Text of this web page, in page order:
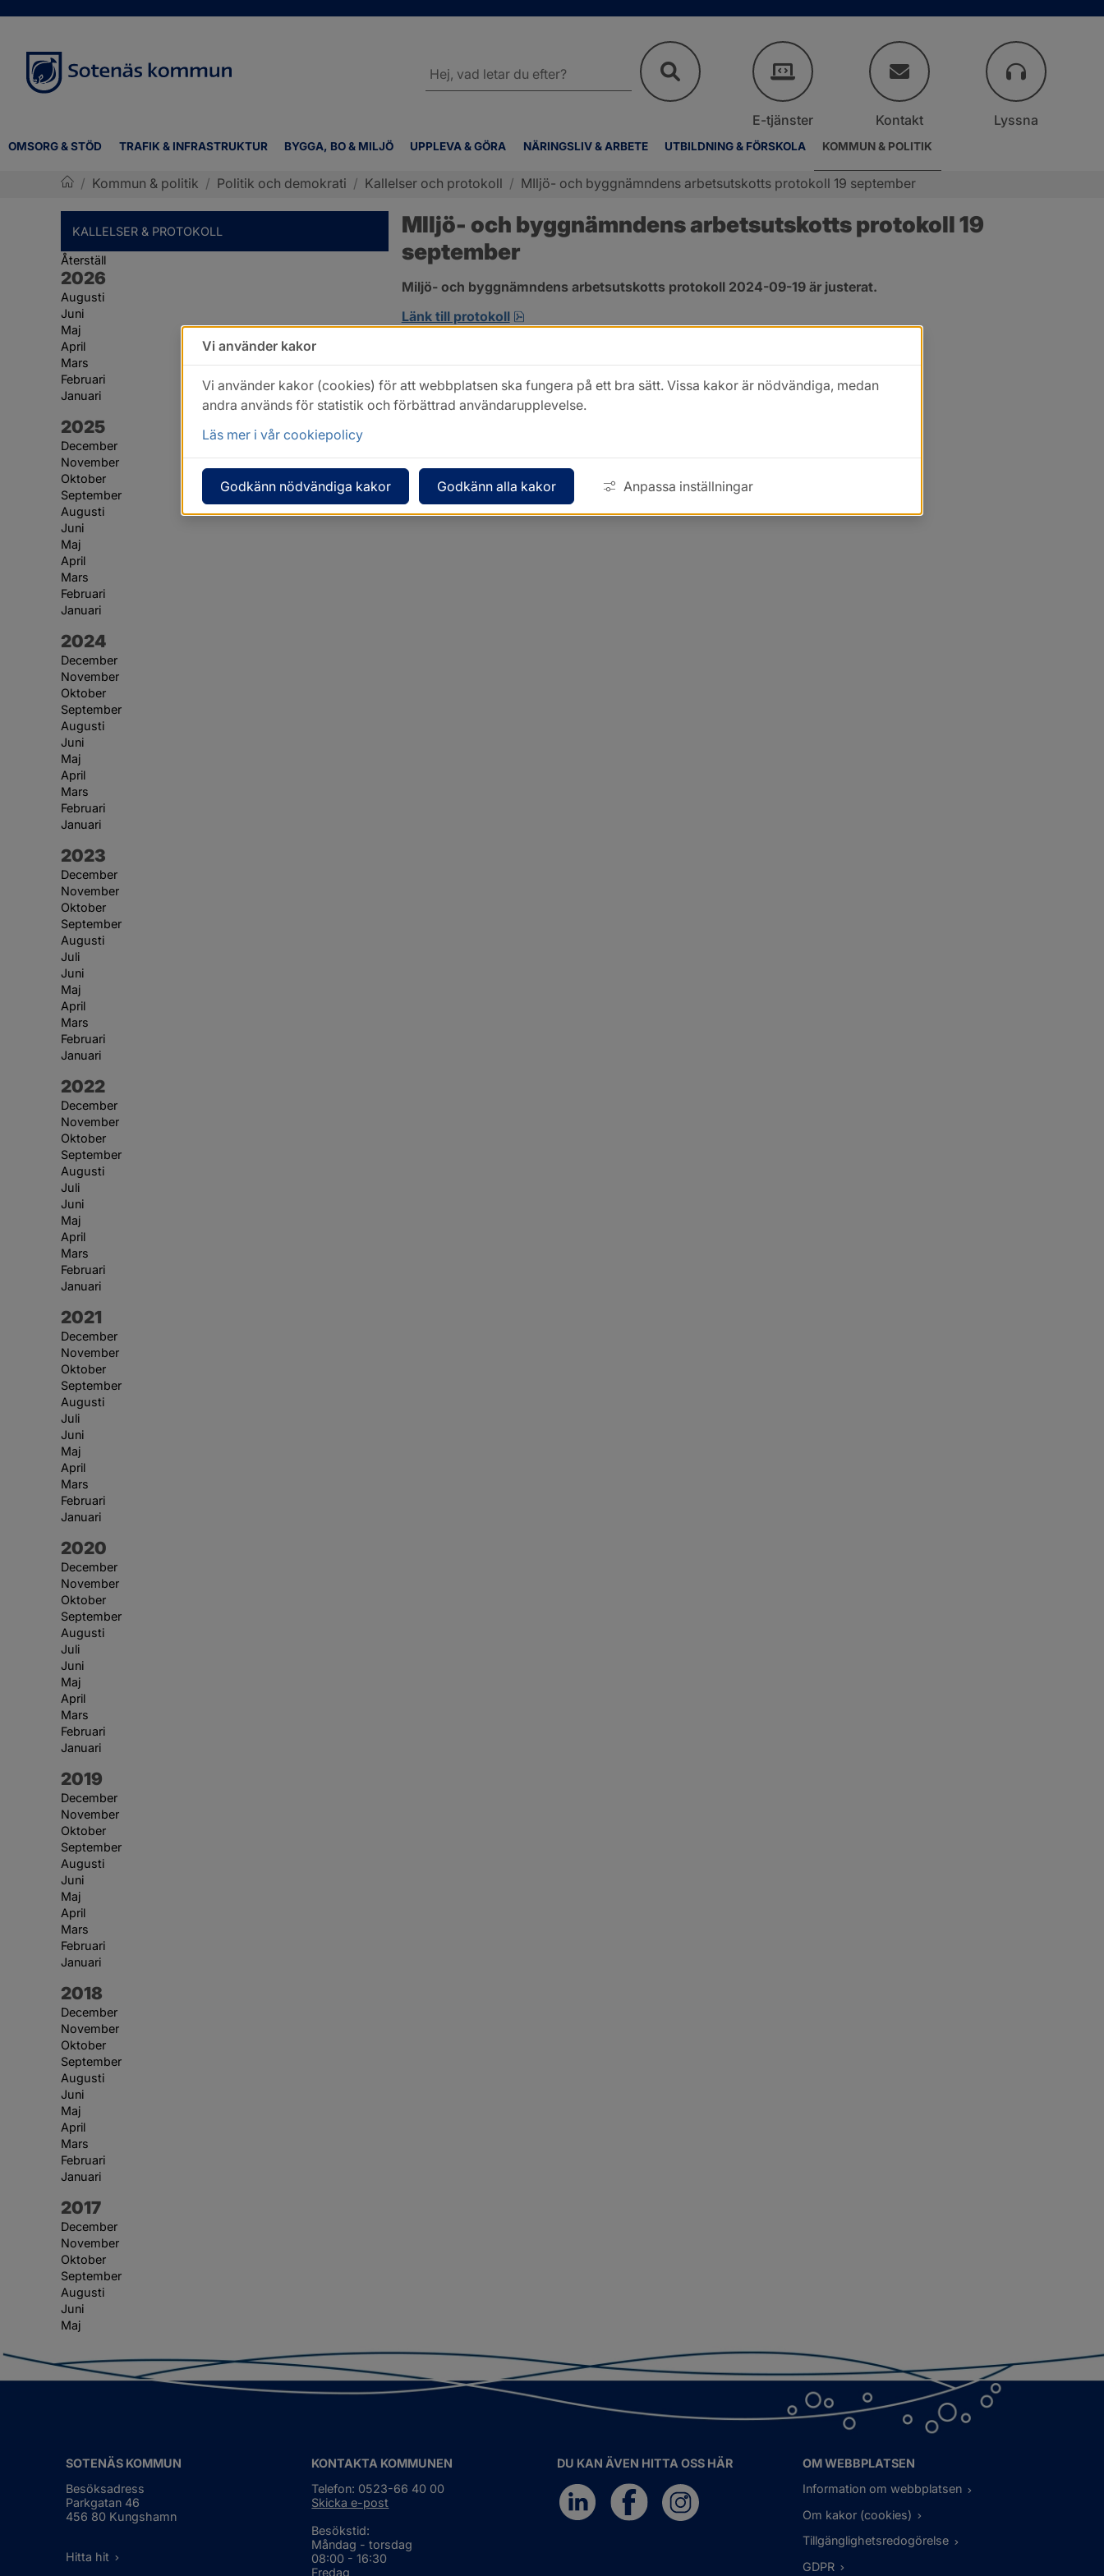
OMSORG & STÖD TRAFIK & INFRASTRUKTUR BYGGA, BO & MILJÖ UPPLEVA & GÖRA NÄRINGSLIV & ARBETE UTBILDNING & FÖRSKOLA KOMMUN & POLITIK
webbplatsen
E-tjänster Kontakt Lyssna
/ Kommun & politik / Politik och demokrati / Kallelser och protokoll / MIljö- och byggnämndens arbetsutskotts protokoll 19 september
KALLELSER & PROTOKOLL
Återställ
År:
2026
Augusti
Juni
Maj
April
Mars
Februari
Januari
År:
2025
December
November
Oktober
September
Augusti
Juni
Maj
April
Mars
Februari
Januari
År:
2024
December
November
Oktober
September
Augusti
Juni
Maj
April
Mars
Februari
Januari
År:
2023
December
November
Oktober
September
Augusti
Juli
Juni
Maj
April
Mars
Februari
Januari
År:
2022
December
November
Oktober
September
Augusti
Juli
Juni
Maj
April
Mars
Februari
Januari
År:
2021
December
November
Oktober
September
Augusti
Juli
Juni
Maj
April
Mars
Februari
Januari
År:
2020
December
November
Oktober
September
Augusti
Juli
Juni
Maj
April
Mars
Februari
Januari
År:
2019
December
November
Oktober
September
Augusti
Juni
Maj
April
Mars
Februari
Januari
År:
2018
December
November
Oktober
September
Augusti
Juni
Maj
April
Mars
Februari
Januari
År:
2017
December
November
Oktober
September
Augusti
Juni
Maj
MIljö- och byggnämndens arbetsutskotts protokoll 19
september
Miljö- och byggnämndens arbetsutskotts protokoll 2024-09-19 är justerat.
Länk till protokoll
pdf, 263.6 kB, öppnas i nytt fönster.
SOTENÄS KOMMUN
Besöksadress
Parkgatan 46
456 80 Kungshamn
Hitta hit
KONTAKTA KOMMUNEN
Telefon: 0523-66 40 00
Skicka e-post
Besökstid:
Måndag - torsdag
08:00 - 16:30
Fredag
DU KAN ÄVEN HITTA OSS HÄR
OM WEBBPLATSEN
Information om webbplatsen
Om kakor (cookies)
Tillgänglighetsredogörelse
GDPR
Vi använder kakor
Vi använder kakor (cookies) för att webbplatsen ska fungera på ett bra sätt. Vissa kakor är nödvändiga, medan
andra används för statistik och förbättrad användarupplevelse.
Läs mer i vår cookiepolicy
Godkänn nödvändiga kakor Godkänn alla kakor Anpassa inställningar